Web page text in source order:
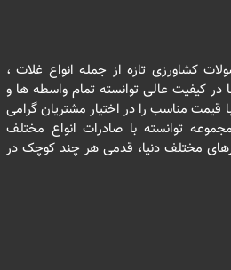
کشاورزی تازه از جمله انواع غلات ،
در کیفیت عالی توانسته تمام واسطه ها و
قیمت مناسب را در اختیار مشتریان گرامی
توانسته با صادرات انواع مختلف
مختلف دنیا، قدمی هر چند کوچک در